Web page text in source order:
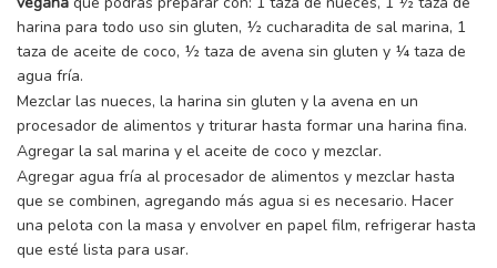
harina para todo uso sin gluten, ½ cucharadita de sal marina, 1
taza de aceite de coco, ½ taza de avena sin gluten y ¼ taza de
agua fría.
Mezclar las nueces, la harina sin gluten y la avena en un
procesador de alimentos y triturar hasta formar una harina fina.
Agregar la sal marina y el aceite de coco y mezclar.
Agregar agua fría al procesador de alimentos y mezclar hasta
que se combinen, agregando más agua si es necesario. Hacer
una pelota con la masa y envolver en papel film, refrigerar hasta
que esté lista para usar.